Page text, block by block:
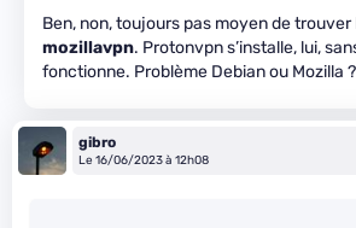
Ben, non, toujours pas moyen de trouver
mozillavpn. Protonvpn s’installe, lui,
fonctionne. Problème Debian ou Mozilla ?
gibro
Le 16/06/2023 à 12h08